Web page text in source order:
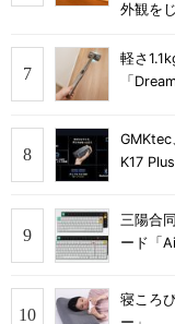
外観を
軽さ
「
K17
三陽合
ード「
寝ころ